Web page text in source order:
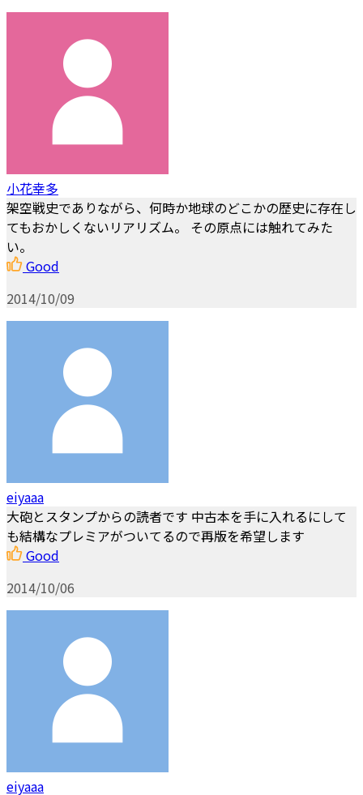
小花幸多
架空戦史でありながら、何時か地球のどこかの歴史に存在し
てもおかしくないリアリズム。 その原点には触れてみた
い。
Good
2014/10/09
eiyaaa
大砲とスタンプからの読者です 中古本を手に入れるにして
も結構なプレミアがついてるので再版を希望します
Good
2014/10/06
eiyaaa